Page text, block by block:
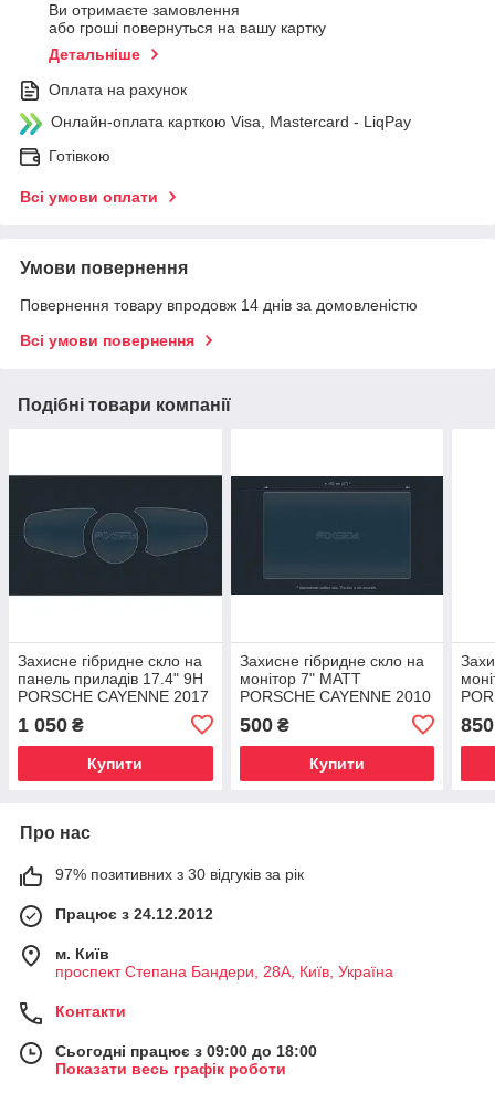
Ви отримаєте замовлення
або гроші повернуться на вашу картку
Детальніше
Оплата на рахунок
Онлайн-оплата карткою Visa, Mastercard - LiqPay
Готівкою
Всі умови оплати
Умови повернення
Повернення товару впродовж 14 днів за домовленістю
Всі умови повернення
Подібні товари компанії
Захисне гібридне скло на
панель приладів 17.4" 9H
PORSCHE CAYENNE 2017
1 050 ₴
Купити
Захисне гібридне скло на
монітор 7" MATT
PORSCHE CAYENNE 2010
500₴
Купити
850
Про нас
97% позитивних з 30 відгуків за рік
Працює з 24.12.2012
м. Київ
проспект Степана Бандери, 28А, Київ, Україна
Контакти
Сьогодні працює з 09:00 до 18:00
Показати весь графік роботи